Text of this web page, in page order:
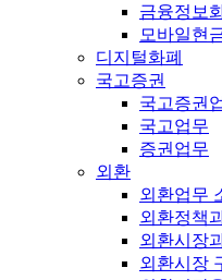
금융정보
모바일현
디지털화폐
국고증권
국고증권
국고업무
증권업무
외환
외환업무
외환정책
외환시장
외환시장